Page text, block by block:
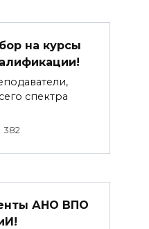
на курсы
спектра
382
АНО ВПО